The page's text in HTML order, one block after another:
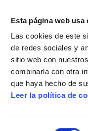
Esta página web usa
Las cookies de este
de redes sociales y
sitio web con
combinarla con otra
que haya hecho de
Leer la política de